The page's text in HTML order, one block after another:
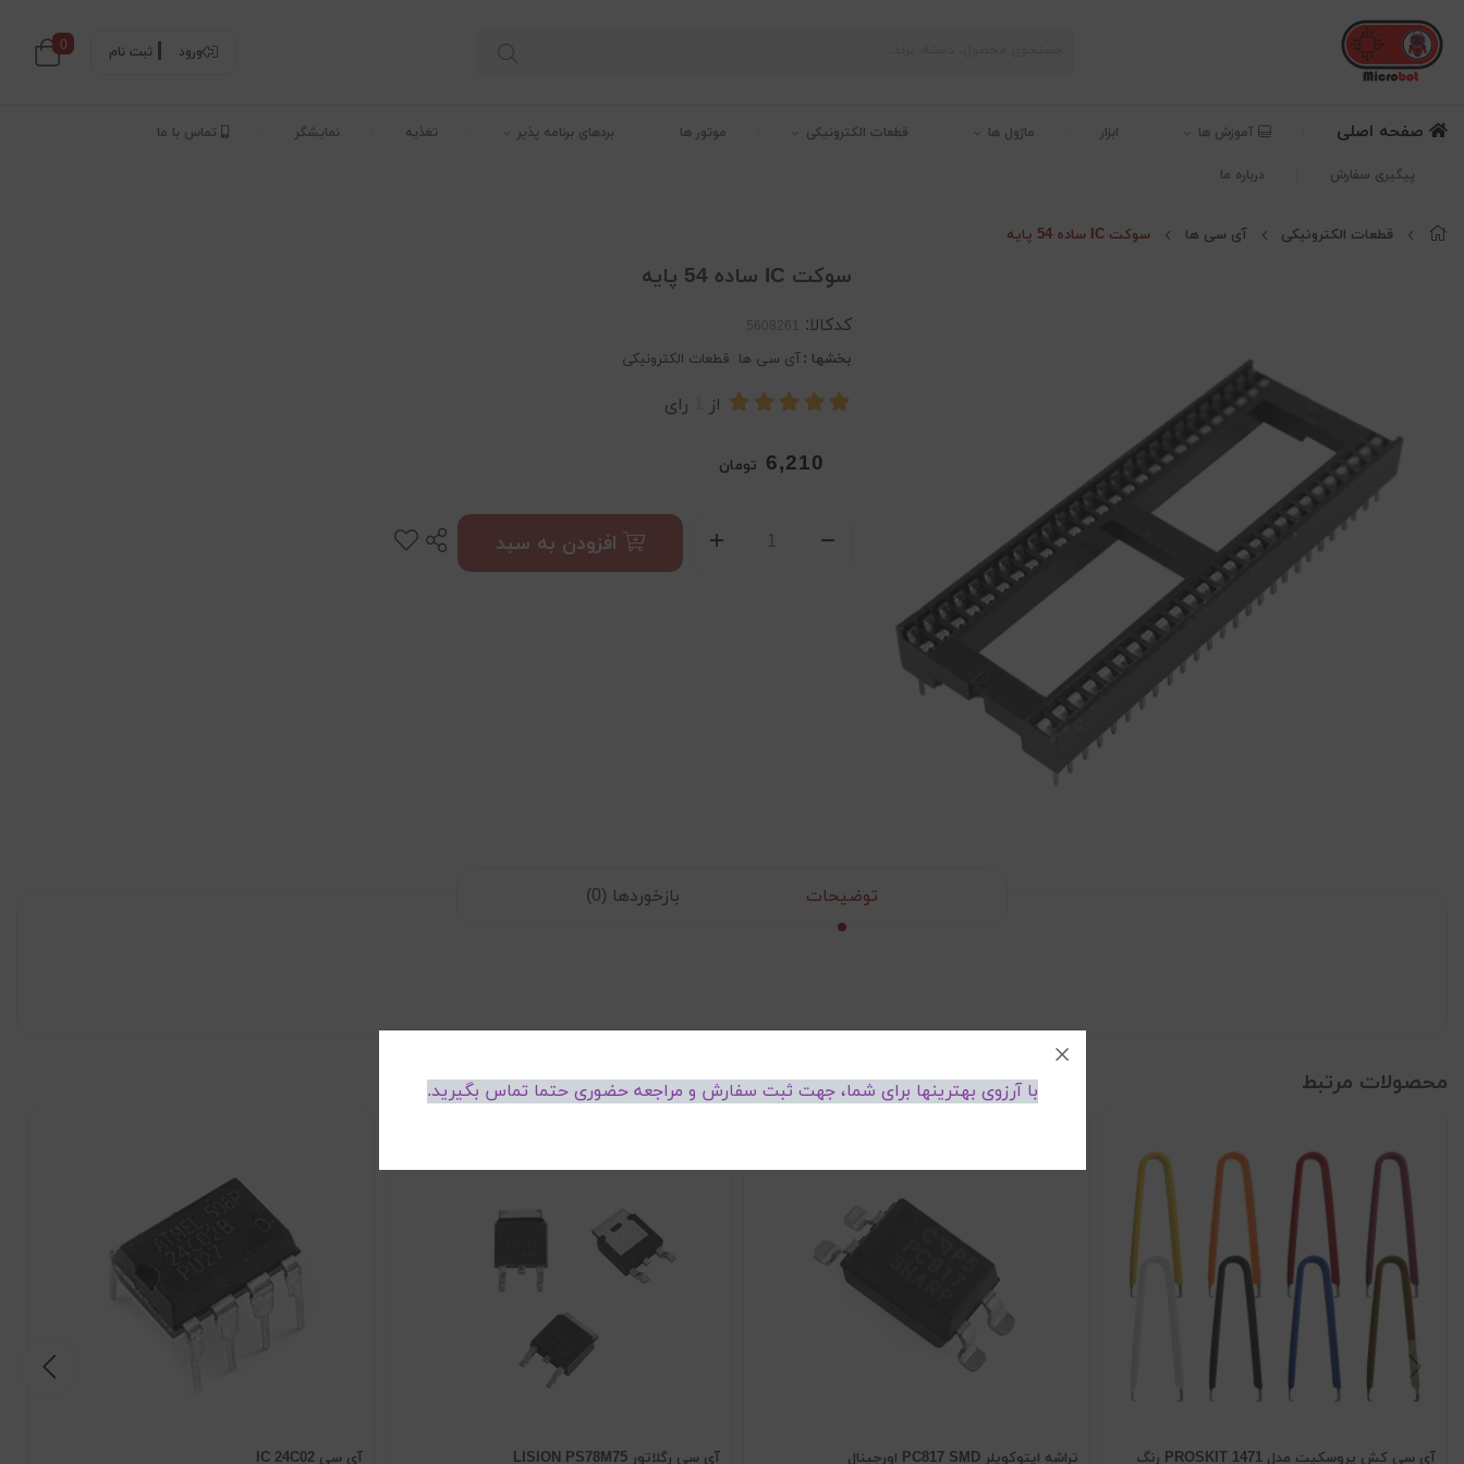
ورود ثبت نام 0
صفحه اصلی آموزش ها ابزار ماژول ها قطعات الکترونیکی موتور ها بردهای برنامه پذیر تغذیه نمایشگر تماس با ما
پیگیری سفارش درباره ما
قطعات الکترونیکی آی سی ها سوکت IC ساده 54 پایه
سوکت IC ساده 54 پایه
کدکالا:
بخشها :آی سی ها قطعات الکترونیکی
از رای
6,210 تومان
افزودن به سبد
توضیحات بازخوردها (0)
محصولات مرتبط
آی سی کش پروسکیت مدل 1471 PROSKIT رنگ
تراشه اپتوکوپلر PC817 SMD اورجینال آی سی رگلاتور LISION PS78M75 آی سی IC 24C02
با آرزوی بهترینها برای شما، جهت ثبت سفارش و مراجعه حضوری حتما تماس بگیرید.